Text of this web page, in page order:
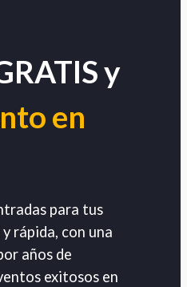
y
en
para tus
rápida, con una
años de
exitosos en